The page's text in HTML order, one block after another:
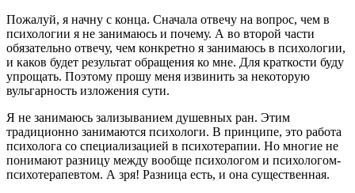
Пожалуй, я начну с конца. Сначала отвечу на вопрос, чем в
психологии я не занимаюсь и почему. А во второй части
обязательно отвечу, чем конкретно я занимаюсь в психологии,
и каков будет результат обращения ко мне. Для краткости буду
упрощать. Поэтому прошу меня извинить за некоторую
вульгарность изложения сути.
Я не занимаюсь зализыванием душевных ран. Этим
традиционно занимаются психологи. В принципе, это работа
психолога со специализацией в психотерапии. Но многие не
понимают разницу между вообще психологом и психологом-
психотерапевтом. А зря! Разница есть, и она существенная.